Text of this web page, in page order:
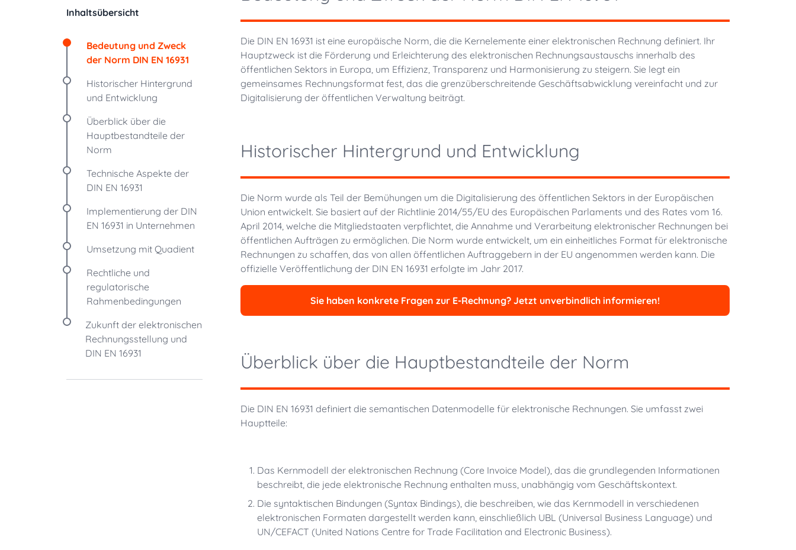
Inhaltsübersicht
Bedeutung und Zweck
der Norm DIN EN 16931
Historischer Hintergrund
und Entwicklung
Überblick über die
Hauptbestandteile der
Norm
Technische Aspekte der
DIN EN 16931
Implementierung der DIN
EN 16931 in Unternehmen
Umsetzung mit Quadient
Rechtliche und
regulatorische
Rahmenbedingungen
Zukunft der elektronischen
Rechnungsstellung und
DIN EN 16931
Die DIN EN 16931 ist eine europäische Norm, die die Kernelemente einer elektronischen Rechnung definiert. Ihr
Hauptzweck ist die Förderung und Erleichterung des elektronischen Rechnungsaustauschs innerhalb des
öffentlichen Sektors in Europa, um Effizienz, Transparenz und Harmonisierung zu steigern. Sie legt ein
gemeinsames Rechnungsformat fest, das die grenzüberschreitende Geschäftsabwicklung vereinfacht und zur
Digitalisierung der öffentlichen Verwaltung beiträgt.
Historischer Hintergrund und Entwicklung
Die Norm wurde als Teil der Bemühungen um die Digitalisierung des öffentlichen Sektors in der Europäischen
Union entwickelt. Sie basiert auf der Richtlinie 2014/55/EU des Europäischen Parlaments und des Rates vom 16.
April 2014, welche die Mitgliedstaaten verpflichtet, die Annahme und Verarbeitung elektronischer Rechnungen bei
öffentlichen Aufträgen zu ermöglichen. Die Norm wurde entwickelt, um ein einheitliches Format für elektronische
Rechnungen zu schaffen, das von allen öffentlichen Auftraggebern in der EU angenommen werden kann. Die
offizielle Veröffentlichung der DIN EN 16931 erfolgte im Jahr 2017.
Sie haben konkrete Fragen zur E-Rechnung? Jetzt unverbindlich informieren!
Überblick über die Hauptbestandteile der Norm
Die DIN EN 16931 definiert die semantischen Datenmodelle für elektronische Rechnungen. Sie umfasst zwei
Hauptteile:
Das Kernmodell der elektronischen Rechnung (Core Invoice Model), das die grundlegenden Informationen
beschreibt, die jede elektronische Rechnung enthalten muss, unabhängig vom Geschäftskontext.
Die syntaktischen Bindungen (Syntax Bindings), die beschreiben, wie das Kernmodell in verschiedenen
elektronischen Formaten dargestellt werden kann, einschließlich UBL (Universal Business Language) und
UN/CEFACT (United Nations Centre for Trade Facilitation and Electronic Business).